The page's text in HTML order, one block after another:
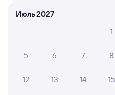
Июль 2027
1
5 6 7 8
12 13 14 15